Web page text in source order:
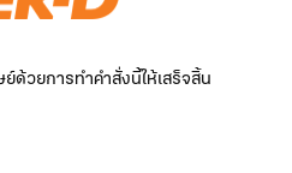
ด้วยการทำคำสั่งนี้ให้เสร็จสิ้น